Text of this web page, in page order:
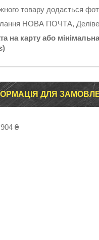
товару додається
НОВА ПОЧТА,
на карту або
ДЛЯ
904 ₴